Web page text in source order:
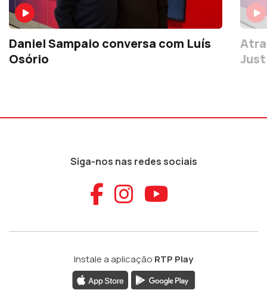
Daniel Sampaio conversa com Luís
Osório
Siga-nos nas redes sociais
Aceder ao
Aceder ao
Aceder
Instale a aplicação RTP Play